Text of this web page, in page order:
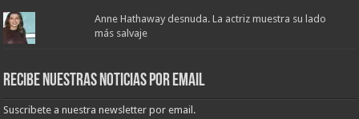
Anne Hathaway desnuda. La actriz muestra su lado
más salvaje
Recibe nuestras noticias por email
Suscribete a nuestra newsletter por email.